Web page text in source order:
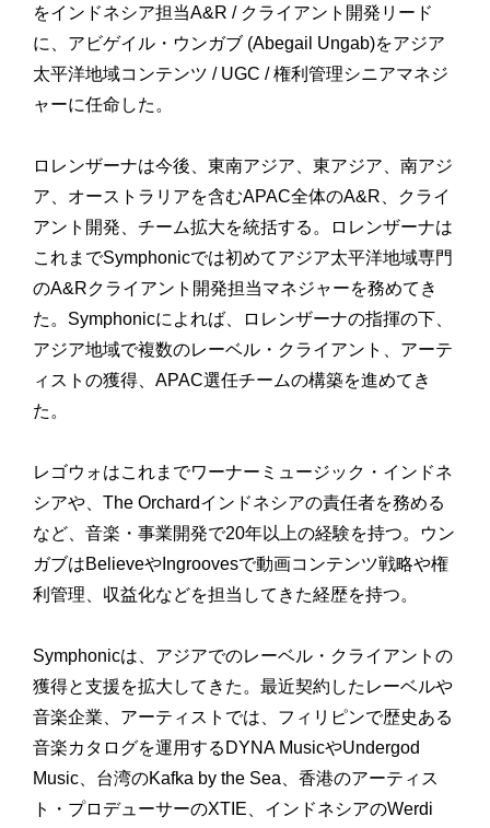
をインドネシア担当A&R / クライアント開発リード
に、アビゲイル・ウンガブ (Abegail Ungab)をアジア
太平洋地域コンテンツ / UGC / 権利管理シニアマネジ
ャーに任命した。
ロレンザーナは今後、東南アジア、東アジア、南アジ
ア、オーストラリアを含むAPAC全体のA&R、クライ
アント開発、チーム拡大を統括する。ロレンザーナは
これまでSymphonicでは初めてアジア太平洋地域専門
のA&Rクライアント開発担当マネジャーを務めてき
た。Symphonicによれば、ロレンザーナの指揮の下、
アジア地域で複数のレーベル・クライアント、アーテ
ィストの獲得、APAC選任チームの構築を進めてき
た。
レゴウォはこれまでワーナーミュージック・インドネ
シアや、The Orchardインドネシアの責任者を務める
など、音楽・事業開発で20年以上の経験を持つ。ウン
ガブはBelieveやIngroovesで動画コンテンツ戦略や権
利管理、収益化などを担当してきた経歴を持つ。
Symphonicは、アジアでのレーベル・クライアントの
獲得と支援を拡大してきた。最近契約したレーベルや
音楽企業、アーティストでは、フィリピンで歴史ある
音楽カタログを運用するDYNA MusicやUndergod
Music、台湾のKafka by the Sea、香港のアーティス
ト・プロデューサーのXTIE、インドネシアのWerdi